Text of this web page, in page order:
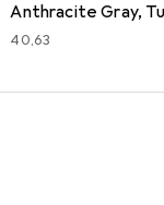
Anthracite Gray,
EUR
40,63